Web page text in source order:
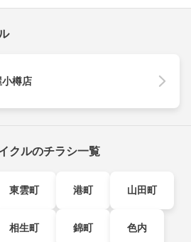
小樽店
クルのチラシ一覧
東雲町 港町 山田町
相生町 錦町 色内